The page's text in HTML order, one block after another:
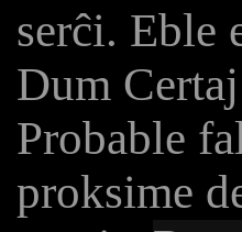
serĉi. Eble
Dum
Probable
proksime